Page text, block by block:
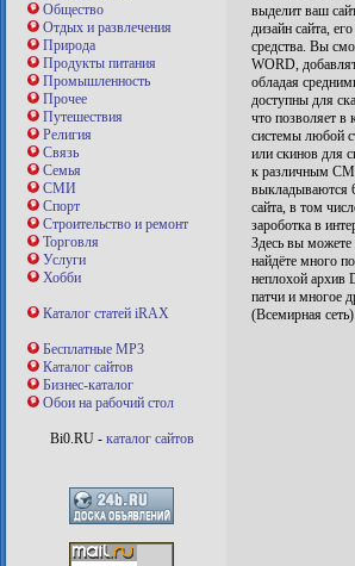
Общество
Отдых и развлечения
Природа
Продукты питания
Промышленность
Прочее
Путешествия
Религия
Связь
Семья
СМИ
Спорт
Строительство и ремонт
Торговля
Услуги
Хобби
Каталог статей iRAX
Бесплатные MP3
Каталог сайтов
Бизнес-каталог
Обои на рабочий стол
Bi0.RU - каталог сайтов
выделит ваш
дизайн сайта,
средства. Вы
WORD,
обладая
доступны для
что позволяет в
системы любой
или скинов для
к различным
выкладываются
сайта, в том
зароботка в
Здесь вы
найдёте много
неплохой архив
патчи и многое
(Всемирная